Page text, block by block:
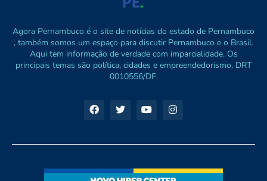
Agora Pernambuco é o site de notícias do estado de Pernambuco
, também somos um espaço para discutir Pernambuco e o Brasil.
Aqui tem informação de verdade com imparcialidade. Os
principais temas são política, cidades e empreendedorismo. DRT
0010556/DF.